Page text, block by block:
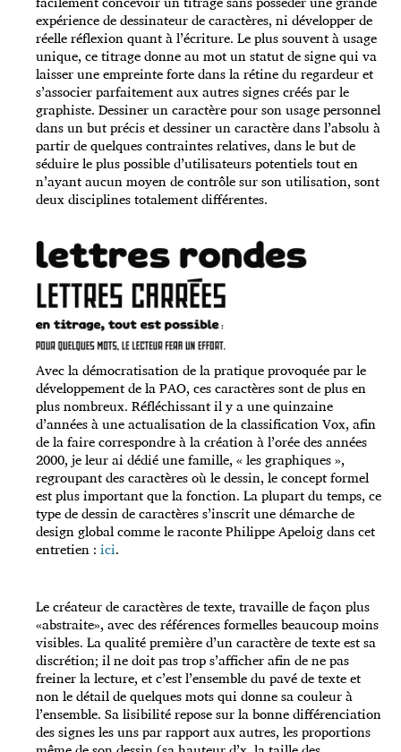
expérience de dessinateur de caractères, ni développer de
réelle réflexion quant à l’écriture. Le plus souvent à usage
unique, ce titrage donne au mot un statut de signe qui va
laisser une empreinte forte dans la rétine du regardeur et
s’associer parfaitement aux autres signes créés par le
graphiste. Dessiner un caractère pour son usage personnel
dans un but précis et dessiner un caractère dans l’absolu à
partir de quelques contraintes relatives, dans le but de
séduire le plus possible d’utilisateurs potentiels tout en
n’ayant aucun moyen de contrôle sur son utilisation, sont
deux disciplines totalement différentes.
Avec la démocratisation de la pratique provoquée par le
développement de la PAO, ces caractères sont de plus en
plus nombreux. Réfléchissant il y a une quinzaine
d’années à une actualisation de la classification Vox, afin
de la faire correspondre à la création à l’orée des années
2000, je leur ai dédié une famille, « les graphiques »,
regroupant des caractères où le dessin, le concept formel
est plus important que la fonction. La plupart du temps, ce
type de dessin de caractères s’inscrit une démarche de
design global comme le raconte Philippe Apeloig dans cet
entretien : ici.
Le créateur de caractères de texte, travaille de façon plus
«abstraite», avec des références formelles beaucoup moins
visibles. La qualité première d’un caractère de texte est sa
discrétion; il ne doit pas trop s’afficher afin de ne pas
freiner la lecture, et c’est l’ensemble du pavé de texte et
non le détail de quelques mots qui donne sa couleur à
l’ensemble. Sa lisibilité repose sur la bonne différenciation
des signes les uns par rapport aux autres, les proportions